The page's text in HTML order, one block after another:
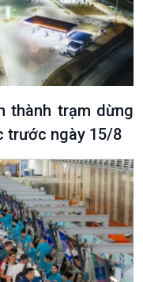
thành trạm dừng
trước ngày 15/8